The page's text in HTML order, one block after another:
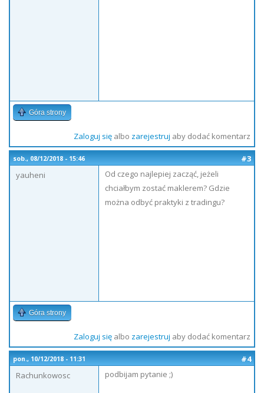
Góra strony
Zaloguj sięalbo zarejestruj aby dodać komentarz
sob., 08/12/2018 - 15:46
#3
yauheni
Od czego najlepiej zacząć, jeżeli
chciałbym zostać maklerem? Gdzie
można odbyć praktyki z tradingu?
Góra strony
Zaloguj sięalbo zarejestruj aby dodać komentarz
pon., 10/12/2018 - 11:31
#4
Rachunkowosc
podbijam pytanie ;)